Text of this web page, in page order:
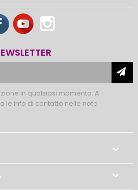
FacebookYouTube
in qualsiasi momento. A
le info di contatto nelle note

